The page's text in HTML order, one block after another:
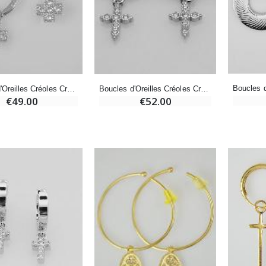
€7.90
€5.50 €4.95
Huile d'Onction
€9.90
€12.90
€130.00
Médaille Miraculeuse Rose - 19mm
€5.00
Boucles d'Oreilles Créoles Croix Argent & Diamants
€49.00
Boucles d'Oreilles Créoles Croix Orthodoxe Argent & Diamants
€52.00